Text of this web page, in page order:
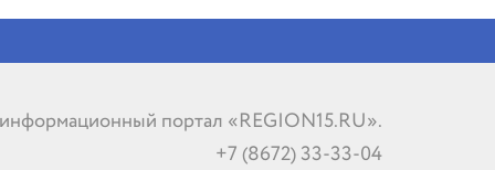
портал «REGION15.RU».
+7 (8672) 33-33-04